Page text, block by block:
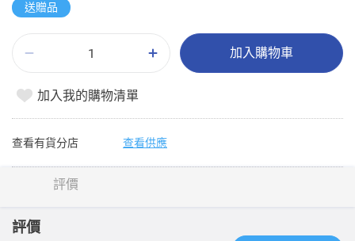
送贈品
加入購物車
加入我的購物清單
查看有貨分店 查看供應
評價
評價